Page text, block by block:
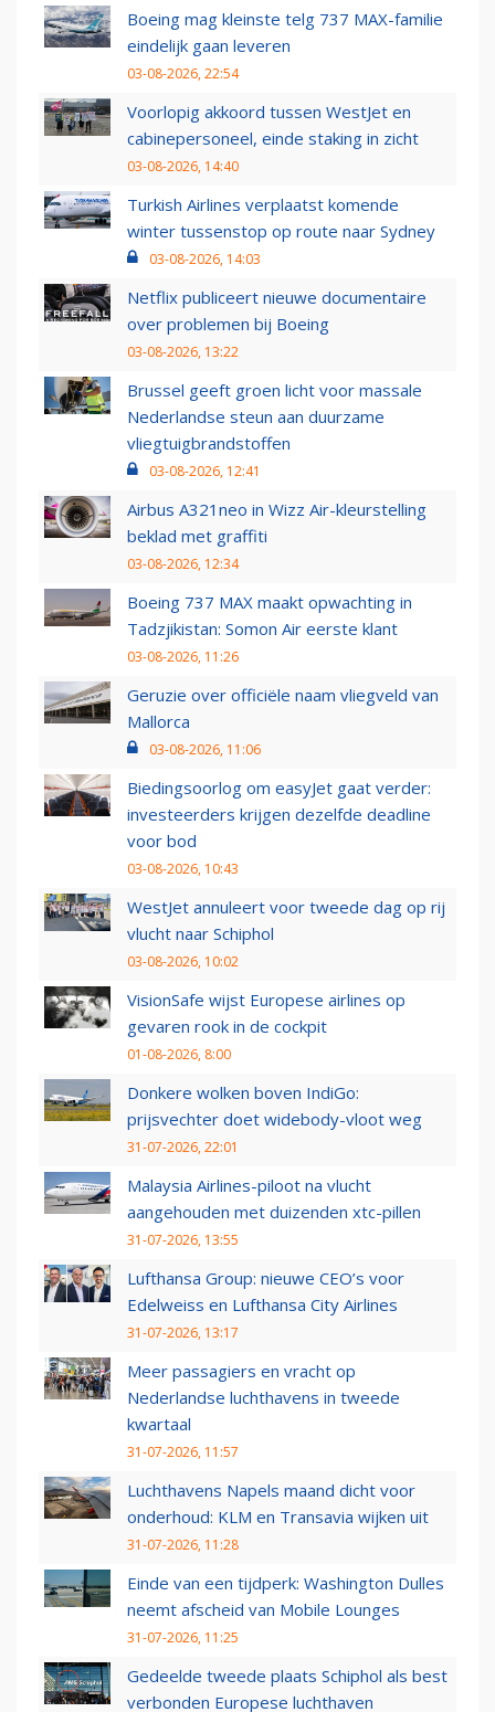
Boeing mag kleinste telg 737 MAX-familie
eindelijk gaan leveren
03-08-2026, 22:54
Voorlopig akkoord tussen WestJet en
cabinepersoneel, einde staking in zicht
03-08-2026, 14:40
Turkish Airlines verplaatst komende
winter tussenstop op route naar Sydney
03-08-2026, 14:03
Netflix publiceert nieuwe documentaire
over problemen bij Boeing
03-08-2026, 13:22
Brussel geeft groen licht voor massale
Nederlandse steun aan duurzame
vliegtuigbrandstoffen
03-08-2026, 12:41
Airbus A321neo in Wizz Air-kleurstelling
beklad met graffiti
03-08-2026, 12:34
Boeing 737 MAX maakt opwachting in
Tadzjikistan: Somon Air eerste klant
03-08-2026, 11:26
Geruzie over officiële naam vliegveld van
Mallorca
03-08-2026, 11:06
Biedingsoorlog om easyJet gaat verder:
investeerders krijgen dezelfde deadline
voor bod
03-08-2026, 10:43
WestJet annuleert voor tweede dag op rij
vlucht naar Schiphol
03-08-2026, 10:02
VisionSafe wijst Europese airlines op
gevaren rook in de cockpit
01-08-2026, 8:00
Donkere wolken boven IndiGo:
prijsvechter doet widebody-vloot weg
31-07-2026, 22:01
Malaysia Airlines-piloot na vlucht
aangehouden met duizenden xtc-pillen
31-07-2026, 13:55
Lufthansa Group: nieuwe CEO’s voor
Edelweiss en Lufthansa City Airlines
31-07-2026, 13:17
Meer passagiers en vracht op
Nederlandse luchthavens in tweede
kwartaal
31-07-2026, 11:57
Luchthavens Napels maand dicht voor
onderhoud: KLM en Transavia wijken uit
31-07-2026, 11:28
Einde van een tijdperk: Washington Dulles
neemt afscheid van Mobile Lounges
31-07-2026, 11:25
Gedeelde tweede plaats Schiphol als best
verbonden Europese luchthaven